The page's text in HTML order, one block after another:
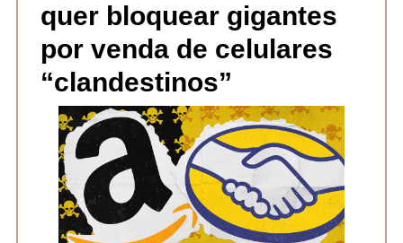
quer bloquear gigantes
por venda de celulares
“clandestinos”